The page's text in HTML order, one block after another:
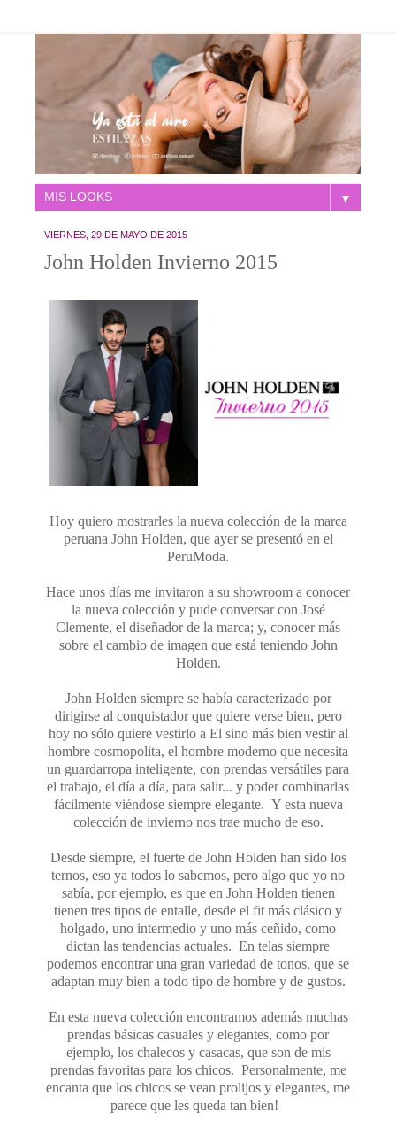
▼
VIERNES, 29 DE MAYO DE 2015
John Holden Invierno 2015
Hoy quiero mostrarles la nueva colección de la marca
peruana John Holden, que ayer se presentó en el
PeruModa.
Hace unos días me invitaron a su showroom a conocer
la nueva colección y pude conversar con José
Clemente, el diseñador de la marca; y, conocer más
sobre el cambio de imagen que está teniendo John
Holden.
John Holden siempre se había caracterizado por
dirigirse al conquistador que quiere verse bien, pero
hoy no sólo quiere vestirlo a El sino más bien vestir al
hombre cosmopolita, el hombre moderno que necesita
un guardarropa inteligente, con prendas versátiles para
el trabajo, el día a día, para salir... y poder combinarlas
fácilmente viéndose siempre elegante. Y esta nueva
colección de invierno nos trae mucho de eso.
Desde siempre, el fuerte de John Holden han sido los
ternos, eso ya todos lo sabemos, pero algo que yo no
sabía, por ejemplo, es que en John Holden tienen
tienen tres tipos de entalle, desde el fit más clásico y
holgado, uno intermedio y uno más ceñido, como
dictan las tendencias actuales. En telas siempre
podemos encontrar una gran variedad de tonos, que se
adaptan muy bien a todo tipo de hombre y de gustos.
En esta nueva colección encontramos además muchas
prendas básicas casuales y elegantes, como por
ejemplo, los chalecos y casacas, que son de mis
prendas favoritas para los chicos. Personalmente, me
encanta que los chicos se vean prolijos y elegantes, me
parece que les queda tan bien!